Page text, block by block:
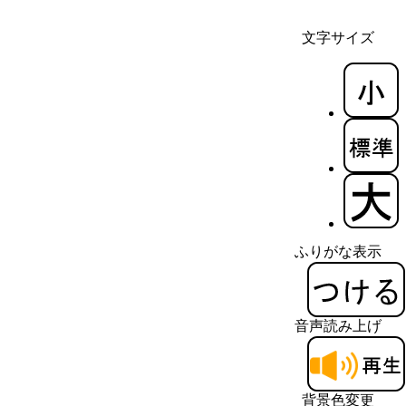
文字サイズ
ふりがな表示
音声読み上げ
背景色変更